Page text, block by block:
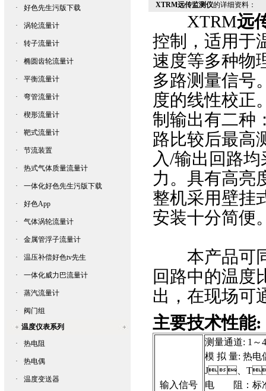
· 好色先生污版下载
· 涡轮流量计
· 转子流量计
· 椭圆齿轮流量计
· 平衡流量计
· 弯管流量计
· 楔形流量计
· 靶式流量计
· 节流装置
· 热式气体质量流量计
· 一体化好色先生污版下载
· 好色App
· 气体涡轮流量计
· 金属管浮子流量计
· 温压补偿好色tv先生
· 一体化威力巴流量计
· 蒸汽流量计
·
阀门组
温度仪表系列
·
热电阻
· 热电偶
· 温度变送器
XTRM远传监测仪的详细资料：
XTRM远
控制，适用于温
速度等多种物
多路测量信号
度的线性校正
制输出有二种
路比较后最高
入/输出回路均
力。具有高
整机采用壁挂
安装十分简便
本产品可同
回路中的温度
出，在现场
主要技术性能:
输入信号
测量通道: 1～
模 拟 量: 热电
J、T
电 阻：标